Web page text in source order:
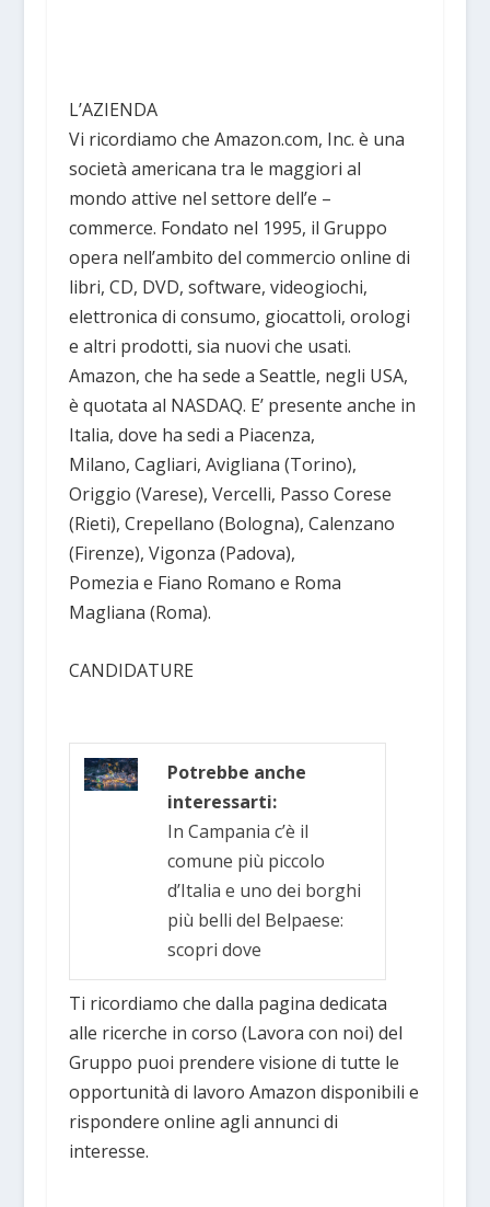
L’AZIENDA
Vi ricordiamo che Amazon.com, Inc. è una
società americana tra le maggiori al
mondo attive nel settore dell’e –
commerce. Fondato nel 1995, il Gruppo
opera nell’ambito del commercio online di
libri, CD, DVD, software, videogiochi,
elettronica di consumo, giocattoli, orologi
e altri prodotti, sia nuovi che usati.
Amazon, che ha sede a Seattle, negli USA,
è quotata al NASDAQ. E’ presente anche in
Italia, dove ha sedi a Piacenza,
Milano, Cagliari, Avigliana (Torino),
Origgio (Varese), Vercelli, Passo Corese
(Rieti), Crepellano (Bologna), Calenzano
(Firenze), Vigonza (Padova),
Pomezia e Fiano Romano e Roma
Magliana (Roma).
CANDIDATURE
Potrebbe anche
interessarti:
In Campania c’è il
comune più piccolo
d’Italia e uno dei borghi
più belli del Belpaese:
scopri dove
Ti ricordiamo che dalla pagina dedicata
alle ricerche in corso (Lavora con noi) del
Gruppo puoi prendere visione di tutte le
opportunità di lavoro Amazon disponibili e
rispondere online agli annunci di
interesse.